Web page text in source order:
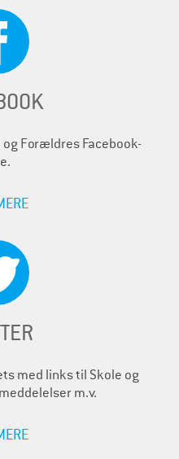
Forældres Facebook-
med links til Skole og
m.v.